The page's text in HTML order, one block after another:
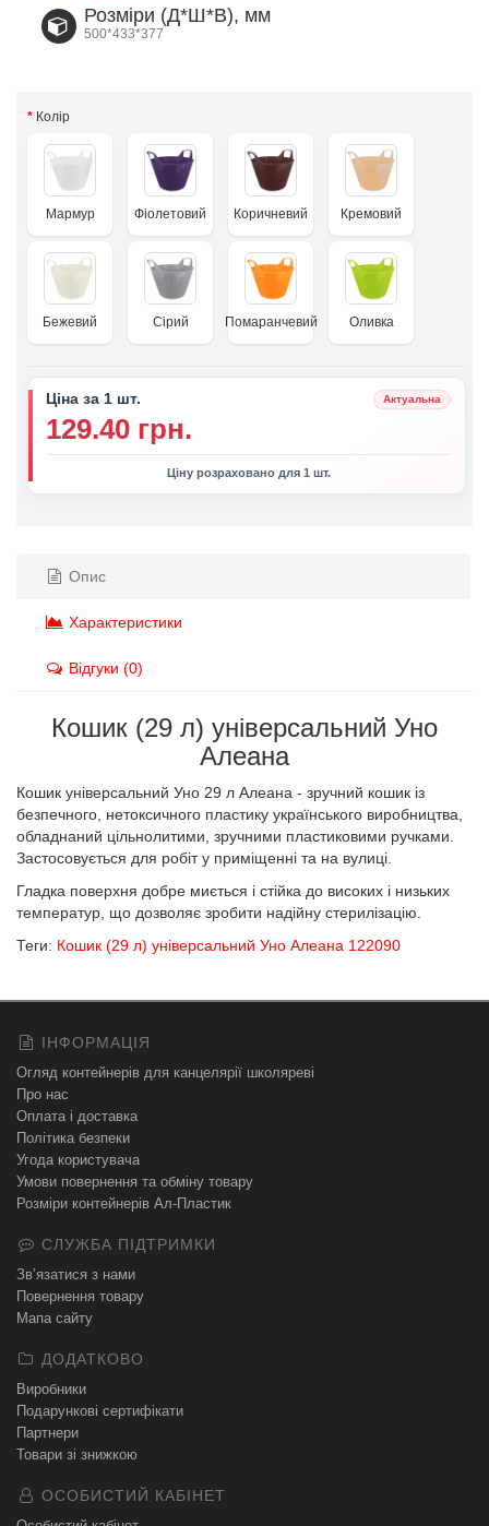
Розміри (Д*Ш*В), мм
500*433*377
Колір
Мармур Фіолетовий Коричневий Кремовий
Бежевий Сірий Помаранчевий Оливка
Ціна за 1 шт. Актуальна
129.40 грн.
Ціну розраховано для 1 шт.
Опис
Характеристики
Відгуки (0)
Кошик (29 л) універсальний Уно
Алеана
Кошик універсальний Уно 29 л Алеана - зручний кошик із
безпечного, нетоксичного пластику українського виробництва,
обладнаний цільнолитими, зручними пластиковими ручками.
Застосовується для робіт у приміщенні та на вулиці.
Гладка поверхня добре миється і стійка до високих і низьких
температур, що дозволяє зробити надійну стерилізацію.
Теги: Кошик (29 л) універсальний Уно Алеана 122090
ІНФОРМАЦІЯ
Огляд контейнерів для канцелярії школяреві
Про нас
Оплата і доставка
Політика безпеки
Угода користувача
Умови повернення та обміну товару
Розміри контейнерів Ал-Пластик
СЛУЖБА ПІДТРИМКИ
Зв’язатися з нами
Повернення товару
Мапа сайту
ДОДАТКОВО
Виробники
Подарункові сертифікати
Партнери
Товари зі знижкою
ОСОБИСТИЙ КАБІНЕТ